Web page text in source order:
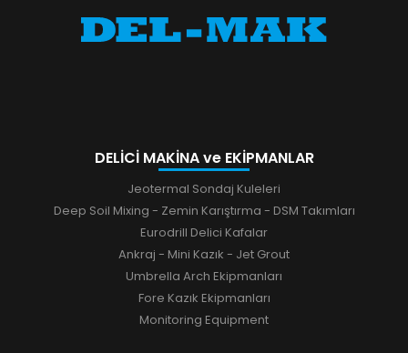
DELİCİ MAKİNA ve EKİPMANLAR
Jeotermal Sondaj Kuleleri
Deep Soil Mixing - Zemin Karıştırma - DSM Takımları
Eurodrill Delici Kafalar
Ankraj - Mini Kazık - Jet Grout
Umbrella Arch Ekipmanları
Fore Kazık Ekipmanları
Monitoring Equipment